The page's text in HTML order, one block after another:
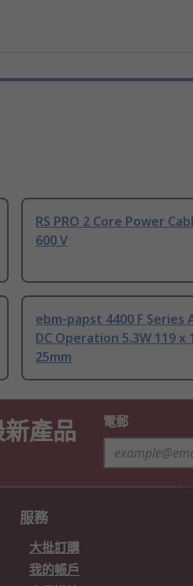
RS PRO 2 Core Power
600 V
ebm-papst 4400 F Series
DC Operation 5.3W 119 x
25mm
產品
電郵
服務
大批訂購
我的帳戶